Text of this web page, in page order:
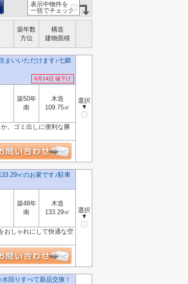
表示中物件を
一括でチェック
築年数
方位
構造
建物面積
まいいただけます♪七郷
6月14日 値下げ
選択
▼
築50年
南
木造
109.75㎡
。ゴミ出しに便利な勝
㎡のお家です♪駐車
選択
▼
築48年
南
木造
133.29㎡
おしゃれにして快適な空
回りすべて新品交換！